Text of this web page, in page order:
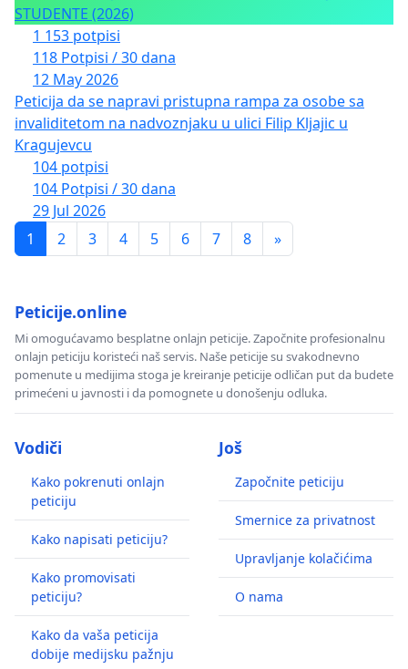
STUDENTE (2026)
1 153 potpisi
118 Potpisi / 30 dana
12 May 2026
Peticija da se napravi pristupna rampa za osobe sa
invaliditetom na nadvoznjaku u ulici Filip Kljajic u
Kragujevcu
104 potpisi
104 Potpisi / 30 dana
29 Jul 2026
1
2 3 4 5 6 7 8 »
Peticije.online
Mi omogućavamo besplatne onlajn peticije. Započnite profesionalnu
onlajn peticiju koristeći naš servis. Naše peticije su svakodnevno
pomenute u medijima stoga je kreiranje peticije odličan put da budete
primećeni u javnosti i da pomognete u donošenju odluka.
Vodiči
Kako pokrenuti onlajn
peticiju
Kako napisati peticiju?
Kako promovisati
peticiju?
Kako da vaša peticija
dobije medijsku pažnju
Još
Započnite peticiju
Smernice za privatnost
Upravljanje kolačićima
O nama